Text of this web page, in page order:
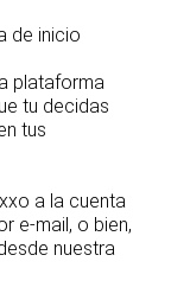
de inicio
plataforma
tu decidas
tus
a la cuenta
e-mail, o bien,
nuestra